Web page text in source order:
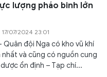
lượng pháo binh lớn
17/07/2024 23:01
Quân đội Nga có kho vũ khí
nhất và cũng có nguồn cung
ổn định – Tạp chí...